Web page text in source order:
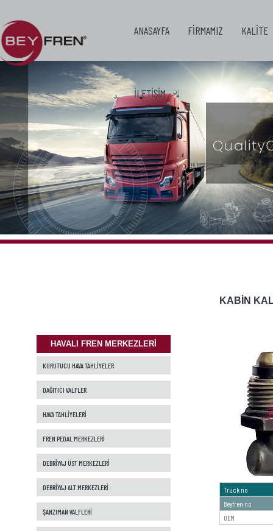
ANASAYFA FİRMAMIZ KALİTE
İLETİŞİM
HAVALI FREN MERKEZLERİ
KURUTUCU HAVA TAHLİYELER
DAĞITICI VALFLER
HAVA TAHLİYELERİ
FREN PEDAL MERKEZLERİ
DEBRİYAJ ÜST MERKEZLERİ
DEBRİYAJ ALT MERKEZLERİ
ŞANZIMAN VALFLERİ
KABİN
Truck no
Beyfren no
OEM